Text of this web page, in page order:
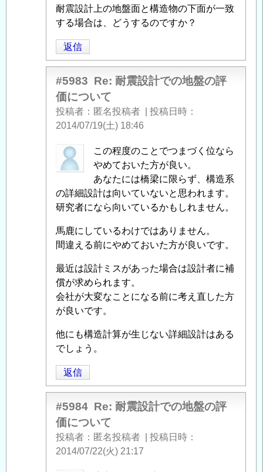
」
へ
稿
者
に
よ
る
「Re:
耐
震
設
で
の
盤
の
評
価
に
つ
い
て」
へ
返
信
耐震設計上の地盤面と構造物の下面が一致
する場合は、どうするのですか？
返信
#5983 Re: 耐震設計での地盤の評
価について
投稿者 匿名投稿者
投稿日時
2014/07/19(土) 18:46
匿
名
稿
者
よ
る
「 Re:
耐
震
設
で
の
盤
の
評
価
に
つ
この程度のことでつまづく位なら
やめておいた方が良い。
あなたには橋梁に限らず、構造系
の詳細設計は向いていないと思われます。
研究者になら向いているかもしれません。
馬鹿にしているわけではありません。
間違える前にやめておいた方が良いです。
最近は設計ミスがあった場合は設計者に補
償が求められます。
会社が大変なことになる前に考え直した方
が良いです。
他にも構造計算が生じない詳細設計はある
でしょう。
返信
#5984 Re: 耐震設計での地盤の評
価について
投稿者 匿名投稿者
投稿日時
2014/07/22(火) 21:17